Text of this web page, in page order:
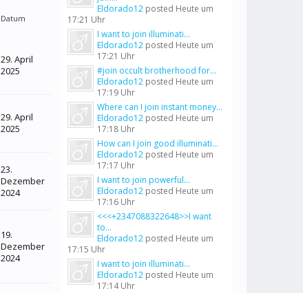
Datum
29. April
2025
29. April
2025
23.
Dezember
2024
19.
Dezember
2024
Eldorado12 posted Heute um
17:21 Uhr
I want to join illuminati...
Eldorado12 posted Heute um
17:21 Uhr
#join occult brotherhood for...
Eldorado12 posted Heute um
17:19 Uhr
Where can I join instant money...
Eldorado12 posted Heute um
17:18 Uhr
How can I join good illuminati...
Eldorado12 posted Heute um
17:17 Uhr
I want to join powerful...
Eldorado12 posted Heute um
17:16 Uhr
<<<+2347088322648>>I want
to...
Eldorado12 posted Heute um
17:15 Uhr
I want to join illuminati...
Eldorado12 posted Heute um
17:14 Uhr